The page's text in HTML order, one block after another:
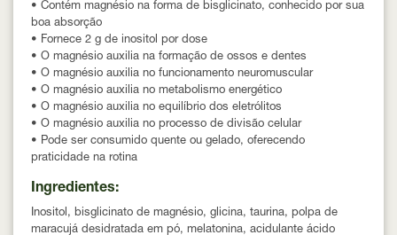
• Contém magnésio na forma de bisglicinato, conhecido por sua
boa absorção
• Fornece 2 g de inositol por dose
• O magnésio auxilia na formação de ossos e dentes
• O magnésio auxilia no funcionamento neuromuscular
• O magnésio auxilia no metabolismo energético
• O magnésio auxilia no equilíbrio dos eletrólitos
• O magnésio auxilia no processo de divisão celular
• Pode ser consumido quente ou gelado, oferecendo
praticidade na rotina
Ingredientes:
Inositol, bisglicinato de magnésio, glicina, taurina, polpa de
maracujá desidratada em pó, melatonina, acidulante ácido